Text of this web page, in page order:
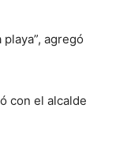
agregó
con el alcalde